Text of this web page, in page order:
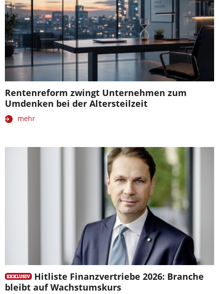
Rentenreform zwingt Unternehmen zum
Umdenken bei der Altersteilzeit
mehr
Hitliste Finanzvertriebe 2026: Branche
bleibt auf Wachstumskurs